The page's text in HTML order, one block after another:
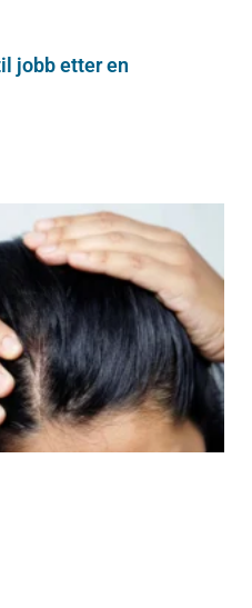
jobb etter en